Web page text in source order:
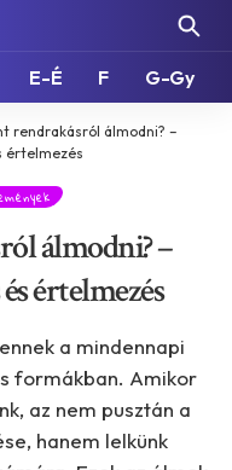
E-É F G-Gy
rendrakásról álmodni? –
értelmezés
álmodni? –
értelmezés
a mindennapi
formákban. Amikor
az nem pusztán a
hanem lelkünk